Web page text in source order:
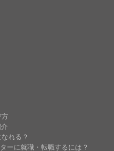
方
れる？
ーに就職・転職するには？